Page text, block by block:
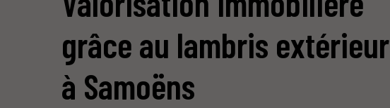
grâce au lambris extérieur
à Samoëns